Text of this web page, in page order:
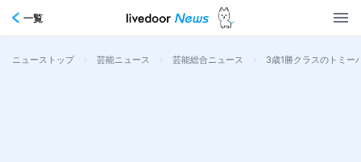
一覧
ニューストップ > 芸能ニュース > 芸能総合ニュース > 3歳1勝クラスのトミー